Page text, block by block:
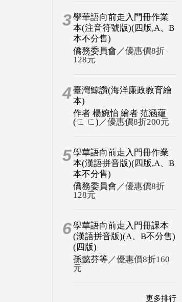
3學華語向前走入門冊作業
本(注音符號版)(四版,A、B
本不分售)
僑務委員會 ／優惠價8折
128元
4 臺灣鯨讚(海洋廉政教育繪
本)
作者 楊婉怡 繪者 范涵蘊
(ㄈ ㄈ) ／優惠價8折200元
5學華語向前走入門冊作業
本(漢語拼音版)(四版,A、B
本不分售)
僑務委員會 ／優惠價8折
128元
6學華語向前走入門冊課本
(漢語拼音版)(A、B不分售)
(四版)
孫懿芬等／優惠價8折160
元
更多排行